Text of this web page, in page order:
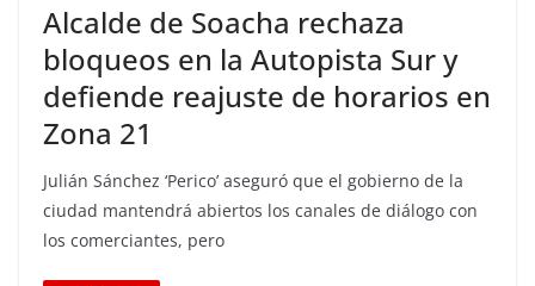
Alcalde de Soacha rechaza
bloqueos en la Autopista Sur y
defiende reajuste de horarios en
Zona 21
Julián Sánchez ‘Perico’ aseguró que el gobierno de la
ciudad mantendrá abiertos los canales de diálogo con
los comerciantes, pero